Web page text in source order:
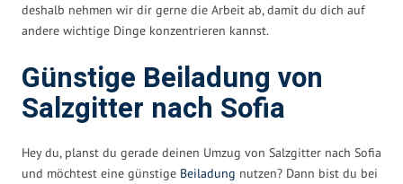
deshalb nehmen wir dir gerne die Arbeit ab, damit du dich auf
andere wichtige Dinge konzentrieren kannst.
Günstige Beiladung von
Salzgitter nach Sofia
Hey du, planst du gerade deinen Umzug von Salzgitter nach Sofia
und möchtest eine günstige Beiladung nutzen? Dann bist du bei